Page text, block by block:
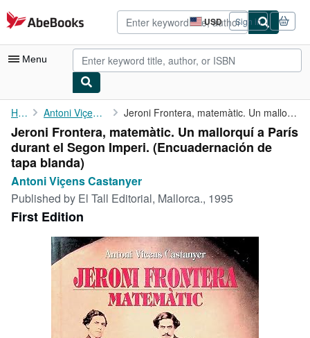
Skip to main content
AbeBooks.com USD
Site
shopping
preferences
Sign in
Menu
My Account
My Purchases
Advanced Search
Browse Collections
Textbooks
Home Antoni Viçens Castanyer Jeroni Frontera, matemàtic. Un mallorquí a París durant el Segon...
Jeroni Frontera, matemàtic. Un mallorquí a París
durant el Segon Imperi. (Encuadernación de
tapa blanda)
Antoni Viçens Castanyer
Published by El Tall Editorial, Mallorca., 1995
First Edition